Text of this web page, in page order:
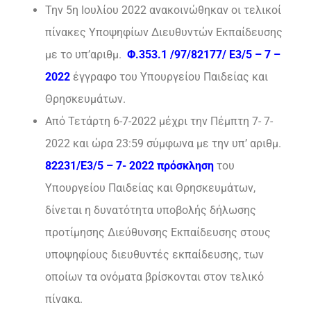
Την 5η Ιουλίου 2022 ανακοινώθηκαν οι τελικοί
πίνακες Υποψηφίων Διευθυντών Εκπαίδευσης
με το υπ’αριθμ. Φ.353.1 /97/82177/ Ε3/5 – 7 –
2022 έγγραφο του Υπουργείου Παιδείας και
Θρησκευμάτων.
Από Τετάρτη 6-7-2022 μέχρι την Πέμπτη 7- 7-
2022 και ώρα 23:59 σύμφωνα με την υπ’ αριθμ.
82231/Ε3/5 – 7- 2022 πρόσκληση του
Υπουργείου Παιδείας και Θρησκευμάτων,
δίνεται η δυνατότητα υποβολής δήλωσης
προτίμησης Διεύθυνσης Εκπαίδευσης στους
υποψηφίους διευθυντές εκπαίδευσης, των
οποίων τα ονόματα βρίσκονται στον τελικό
πίνακα.